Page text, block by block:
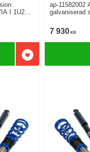
Lägg till i favoriter
ap-11582002
galvaniserad
7 930 KR